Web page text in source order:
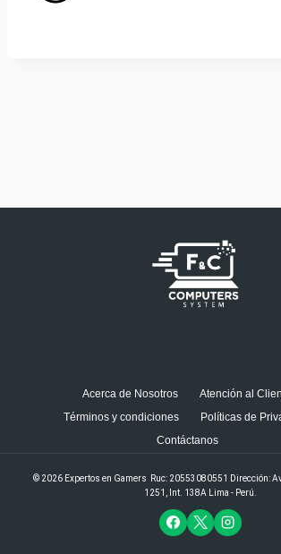
Acerca de Nosotros
Atención al
Términos y condiciones
Políticas de
Contáctanos
© 2026 Expertos en Gamers Ruc: 20553080551 Dirección:
1251, Int. 138A Lima - Perú.